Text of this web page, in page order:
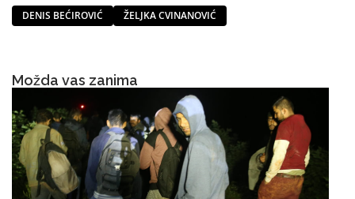
DENIS BEĆIROVIĆ ŽELJKA CVINANOVIĆ
Možda vas zanima